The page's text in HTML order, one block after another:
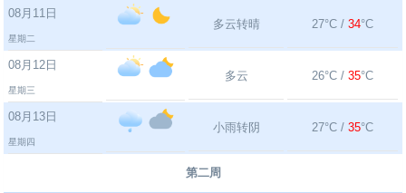
08月11日
星期二
多云转晴 27°C / 34°C
08月12日
星期三
多云 26°C / 35°C
08月13日
星期四
小雨转阴 27°C / 35°C
第二周